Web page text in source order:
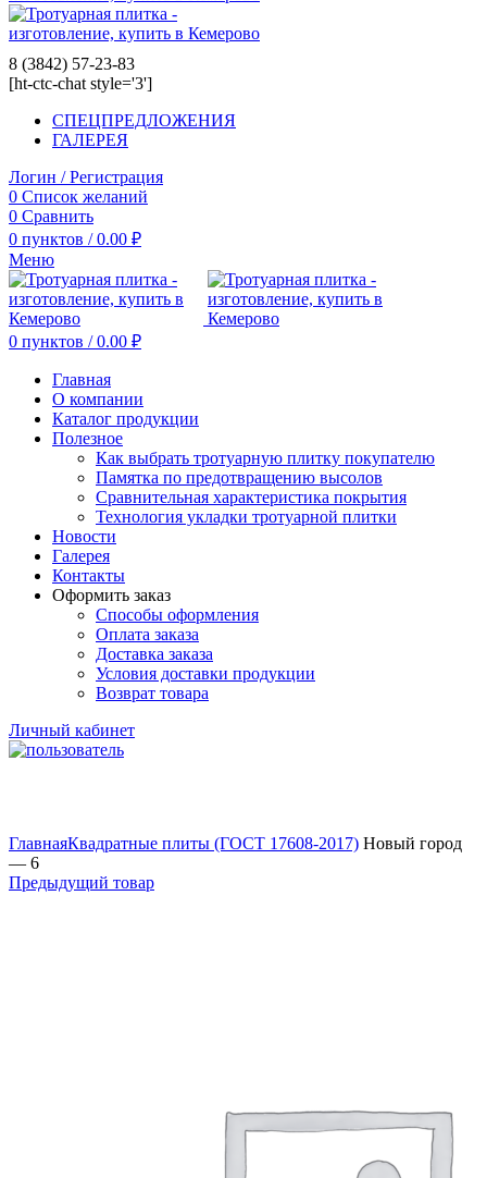
8 (3842) 57-23-83
[ht-ctc-chat style='3']
СПЕЦПРЕДЛОЖЕНИЯ
ГАЛЕРЕЯ
Логин / Регистрация
0 Список желаний
0 Сравнить
0 пунктов / 0.00 ₽
Меню
0 пунктов / 0.00 ₽
Главная
О компании
Каталог продукции
Полезное
Как выбрать тротуарную плитку покупателю
Памятка по предотвращению высолов
Сравнительная характеристика покрытия
Технология укладки тротуарной плитки
Новости
Галерея
Контакты
Оформить заказ
Способы оформления
Оплата заказа
Доставка заказа
Условия доставки продукции
Возврат товара
Личный кабинет
ГлавнаяКвадратные плиты (ГОСТ 17608-2017) Новый город
— 6
Предыдущий товар